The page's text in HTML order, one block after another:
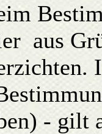
aus
- gilt